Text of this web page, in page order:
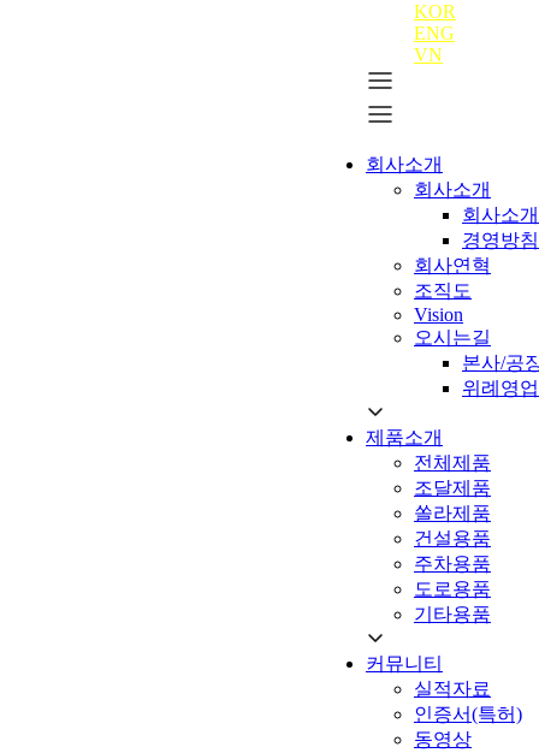
KOR
ENG
VN
회사소개
회사소개
회사소개
경영방침
회사연혁
조직도
Vision
오시는길
본사/공
위례영
제품소개
전체제품
조달제품
쏠라제품
건설용품
주차용품
도로용품
기타용품
커뮤니티
실적자료
인증서(특허)
동영상